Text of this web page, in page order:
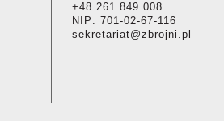
+48 261 849 008
NIP: 701-02-67-116
sekretariat@zbrojni.pl